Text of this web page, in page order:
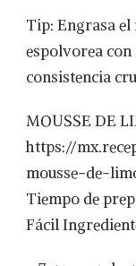
Tip: Engrasa
espolvorea
consistencia
MOUSSE DE
https://
mousse-de-
Tiempo de
Fácil